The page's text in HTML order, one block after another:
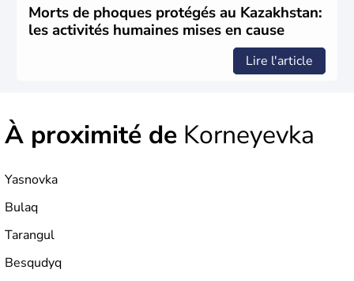
Morts de phoques protégés au Kazakhstan:
les activités humaines mises en cause
Lire l'article
À proximité de Korneyevka
Yasnovka
Bulaq
Tarangul
Besqudyq